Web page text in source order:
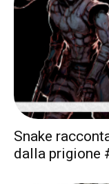
Snake
dalla prigione